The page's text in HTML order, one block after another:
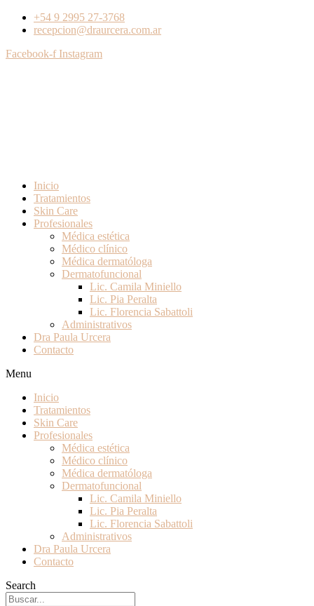
+54 9 2995 27-3768
recepcion@draurcera.com.ar
Facebook-f Instagram
Inicio
Tratamientos
Skin Care
Profesionales
Médica estética
Médico clínico
Médica dermatóloga
Dermatofuncional
Lic. Camila Miniello
Lic. Pia Peralta
Lic. Florencia Sabattoli
Administrativos
Dra Paula Urcera
Contacto
Menu
Inicio
Tratamientos
Skin Care
Profesionales
Médica estética
Médico clínico
Médica dermatóloga
Dermatofuncional
Lic. Camila Miniello
Lic. Pia Peralta
Lic. Florencia Sabattoli
Administrativos
Dra Paula Urcera
Contacto
Search